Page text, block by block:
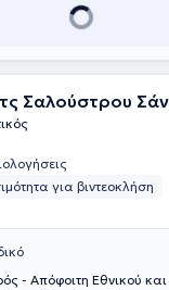
Σαλούστρου
για βιντεοκλήση
- Απόφοιτη Εθνικού